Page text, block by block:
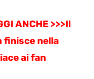
ANCHE >>>Il
finisce nella
ai fan